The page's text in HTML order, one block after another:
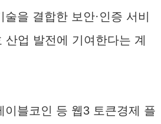
을 결합한 보안·인증 서비
업 발전에 기여한다는 계
이블코인 등 웹3 토큰경제 플